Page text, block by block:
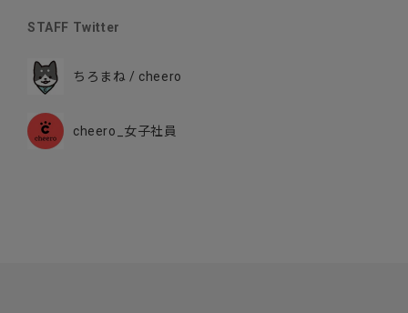
STAFF Twitter
ちろまね / cheero
cheero_女子社員